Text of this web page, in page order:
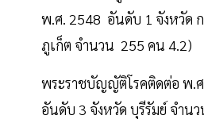
พ.ศ. 2548 อันดับ 1 จังหวัด
ภูเก็ต จำนวน 255 คน 4.2)
พระราชบัญญัติโรคติดต่อ พ.
อันดับ 3 จังหวัด บุรีรัมย์ จำน